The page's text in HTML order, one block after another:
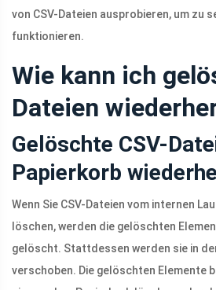
von CSV-Dateien ausprobieren, um zu
funktionieren.
Wie kann ich
Dateien
Gelöschte CSV-
Papierkorb
Wenn Sie CSV-Dateien vom internen
löschen, werden die gelöschten
gelöscht. Stattdessen werden sie in
verschoben. Die gelöschten Elemente